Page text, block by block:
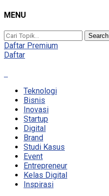
MENU
Search
Daftar Premium
Daftar
Teknologi
Bisnis
Inovasi
Startup
Digital
Brand
Studi Kasus
Event
Entrepreneur
Kelas Digital
Inspirasi